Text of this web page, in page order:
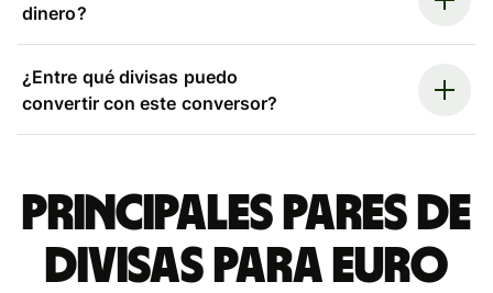
dinero?
¿Entre qué divisas puedo
convertir con este conversor?
Principales pares de
divisas para euro